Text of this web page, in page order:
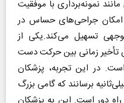
نمونه‌برداری با موفقیت
امکان جراحی‌های حساس در
تسهیل می‌کند.یکی از
زمانی بین حرکت دست
در این تجربه، پزشکان
شدند تأخیر را به کمتر از ۳۰۰ میلی‌ثانیه برسانند که گامی بزرگ